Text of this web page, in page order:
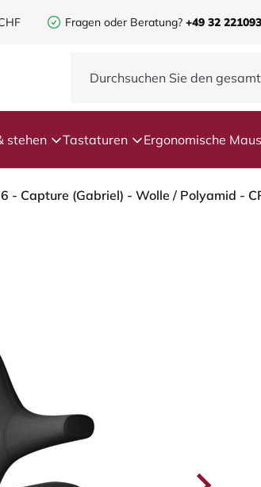
Fragen oder Beratung? +49 32
stehen Tastaturen Ergonomische Maus
- Capture (Gabriel) - Wolle / Polyamid -